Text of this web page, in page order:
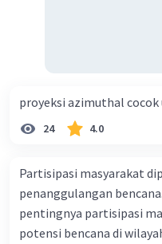
proyeksi azimuthal
24 4.0
Partisipasi masyarakat
penanggulangan
pentingnya partisipasi
potensi bencana di